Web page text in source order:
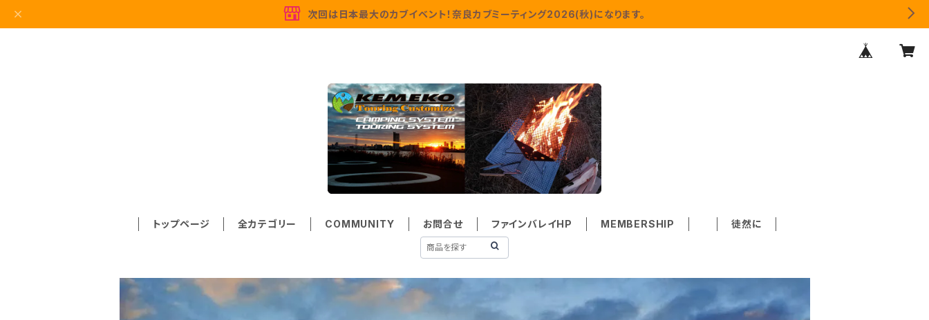
次回は日本最大のカブイベント！奈良カブミーティング2026(秋)になります。
トップページ 全カテゴリー COMMUNITY お問合せ ファインバレイHP MEMBERSHIP 徒然に